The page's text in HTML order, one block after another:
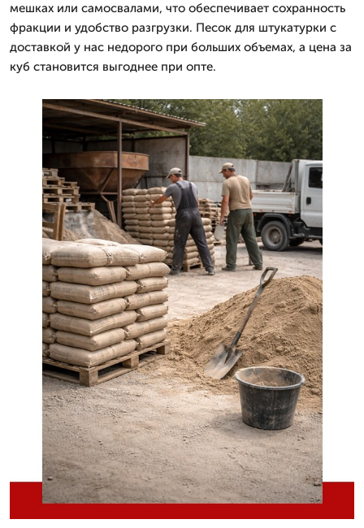
мешках или самосвалами, что обеспечивает сохранность
фракции и удобство разгрузки. Песок для штукатурки с
доставкой у нас недорого при больших объемах, а цена за
куб становится выгоднее при опте.